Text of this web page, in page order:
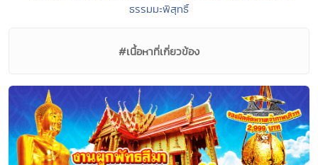
ธรรมมะพิสุทธิ์
#เนื้อหาที่เกี่ยวข้อง